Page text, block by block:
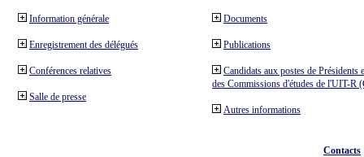
Information générale
Enregistrement des délégués
Conférences relatives
Salle de presse
Documents
Publications
Candidats aux postes de Présidents
des Commissions d'études de l'UIT-R
Autres informations
Contacts